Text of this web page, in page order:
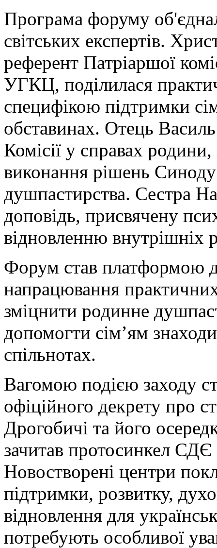
Програма форуму
світських експертів.
референт Патріаршої
УГКЦ, поділилася
специфікою підтримки
обставинах. Отець
Комісії у справах
виконання рішень
душпастирства. Сестра
доповідь, присвячену
відновленню внутрішніх
Форум став платформою
напрацювання
зміцнити родинне
допомогти сім’ям
спільнотах.
Вагомою подією заходу
офіційного декрету про
Дрогобичі та його
зачитав протосинкел
Новостворені центри
підтримки, розвитку,
відновлення для
потребують особливої